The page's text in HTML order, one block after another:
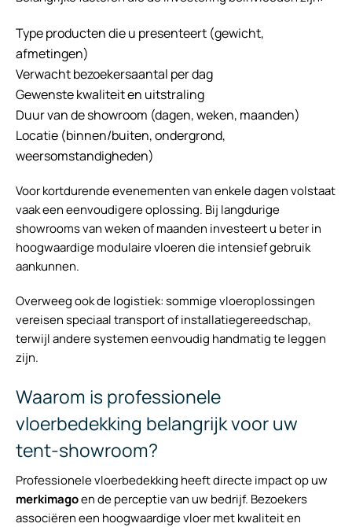
Type producten die u presenteert (gewicht,
afmetingen)
Verwacht bezoekersaantal per dag
Gewenste kwaliteit en uitstraling
Duur van de showroom (dagen, weken, maanden)
Locatie (binnen/buiten, ondergrond,
weersomstandigheden)
Voor kortdurende evenementen van enkele dagen volstaat
vaak een eenvoudigere oplossing. Bij langdurige
showrooms van weken of maanden investeert u beter in
hoogwaardige modulaire vloeren die intensief gebruik
aankunnen.
Overweeg ook de logistiek: sommige vloeroplossingen
vereisen speciaal transport of installatiegereedschap,
terwijl andere systemen eenvoudig handmatig te leggen
zijn.
Waarom is professionele
vloerbedekking belangrijk voor uw
tent-showroom?
Professionele vloerbedekking heeft directe impact op uw
merkimagoen de perceptie van uw bedrijf. Bezoekers
associëren een hoogwaardige vloer met kwaliteit en